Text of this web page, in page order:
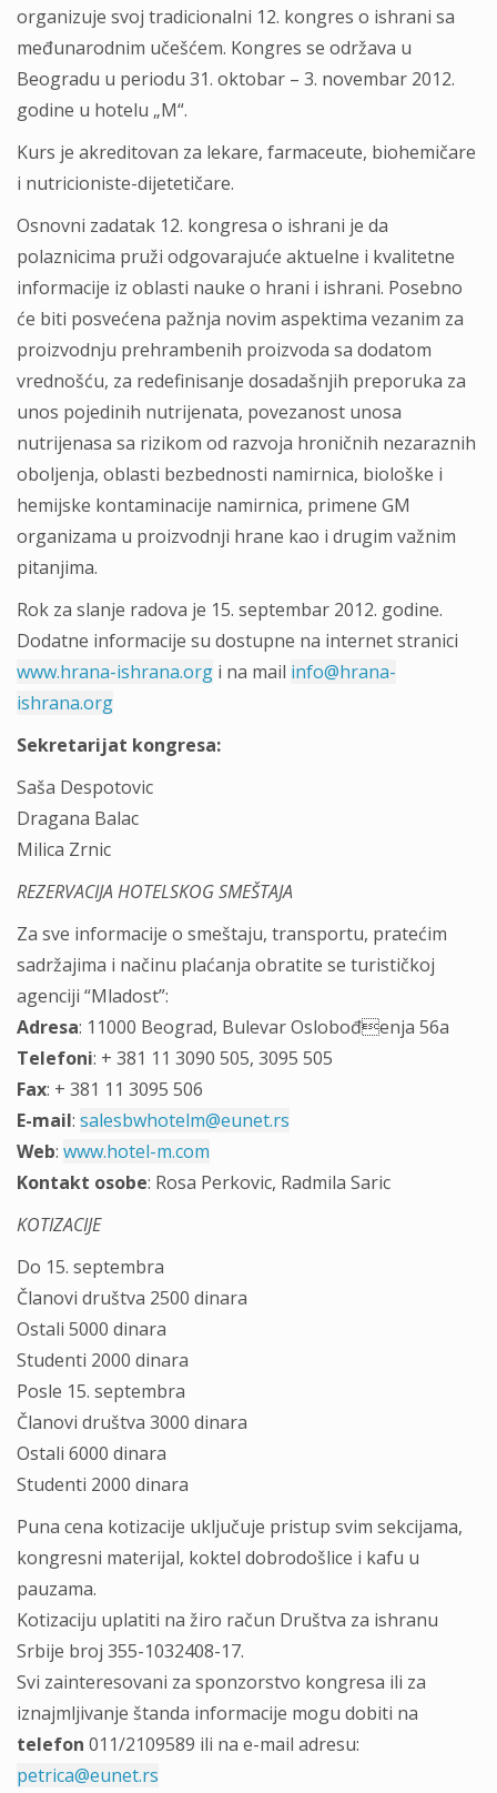
organizuje svoj tradicionalni 12. kongres o ishrani sa
međunarodnim učešćem. Kongres se održava u
Beogradu u periodu 31. oktobar – 3. novembar 2012.
godine u hotelu „M“.
Kurs je akreditovan za lekare, farmaceute, biohemičare
i nutricioniste-dijetetičare.
Osnovni zadatak 12. kongresa o ishrani je da
polaznicima pruži odgovarajuće aktuelne i kvalitetne
informacije iz oblasti nauke o hrani i ishrani. Posebno
će biti posvećena pažnja novim aspektima vezanim za
proizvodnju prehrambenih proizvoda sa dodatom
vrednošću, za redefinisanje dosadašnjih preporuka za
unos pojedinih nutrijenata, povezanost unosa
nutrijenasa sa rizikom od razvoja hroničnih nezaraznih
oboljenja, oblasti bezbednosti namirnica, biološke i
hemijske kontaminacije namirnica, primene GM
organizama u proizvodnji hrane kao i drugim važnim
pitanjima.
Rok za slanje radova je 15. septembar 2012. godine.
Dodatne informacije su dostupne na internet stranici
www.hrana-ishrana.org i na mail info@hrana-
ishrana.org
Sekretarijat kongresa:
Saša Despotovic
Dragana Balac
Milica Zrnic
REZERVACIJA HOTELSKOG SMEŠTAJA
Za sve informacije o smeštaju, transportu, pratećim
sadržajima i načinu plaćanja obratite se turističkoj
agenciji “Mladost”:
Adresa: 11000 Beograd, Bulevar Oslobođenja 56a
Telefoni: + 381 11 3090 505, 3095 505
Fax: + 381 11 3095 506
E-mail: salesbwhotelm@eunet.rs
Web: www.hotel-m.com
Kontakt osobe: Rosa Perkovic, Radmila Saric
KOTIZACIJE
Do 15. septembra
Članovi društva 2500 dinara
Ostali 5000 dinara
Studenti 2000 dinara
Posle 15. septembra
Članovi društva 3000 dinara
Ostali 6000 dinara
Studenti 2000 dinara
Puna cena kotizacije uključuje pristup svim sekcijama,
kongresni materijal, koktel dobrodošlice i kafu u
pauzama.
Kotizaciju uplatiti na žiro račun Društva za ishranu
Srbije broj 355-1032408-17.
Svi zainteresovani za sponzorstvo kongresa ili za
iznajmljivanje štanda informacije mogu dobiti na
telefon 011/2109589 ili na e-mail adresu:
petrica@eunet.rs